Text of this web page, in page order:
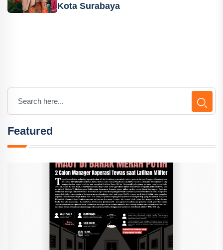
Kota Surabaya
Featured